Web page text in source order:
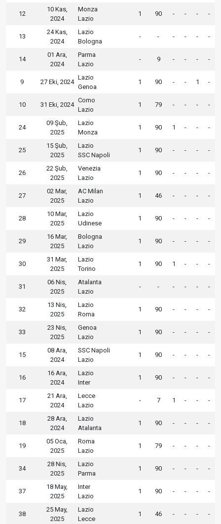
12
10 Kas,
2024
Monza
Lazio
1 90 - - - -
13
24 Kas,
2024
Lazio
Bologna
- - - - - -
14
01 Ara,
2024
Parma
Lazio
- 9 - - - -
9 27 Eki, 2024
Lazio
Genoa
1 90 - - 1 -
10 31 Eki, 2024
Como
Lazio
1 79 - - - -
24
09 Şub,
2025
Lazio
Monza
1 90 1 - - -
25
15 Şub,
2025
Lazio
SSC Napoli
1 90 - - - -
26
22 Şub,
2025
Venezia
Lazio
1 90 - - - -
27
02 Mar,
2025
AC Milan
Lazio
1 46 - - - -
28
10 Mar,
2025
Lazio
Udinese
1 90 - - - -
29
16 Mar,
2025
Bologna
Lazio
1 90 - - - -
30
31 Mar,
2025
Lazio
Torino
1 90 1 - - -
31
06 Nis,
2025
Atalanta
Lazio
- - - - - -
32
13 Nis,
2025
Lazio
Roma
1 90 - - - -
33
23 Nis,
2025
Genoa
Lazio
1 90 - - - -
15
08 Ara,
2024
SSC Napoli
Lazio
1 90 - - - -
16
16 Ara,
2024
Lazio
Inter
1 90 - - - -
17
21 Ara,
2024
Lecce
Lazio
- 7 1 - - -
18
28 Ara,
2024
Lazio
Atalanta
1 90 - - - -
19
05 Oca,
2025
Roma
Lazio
1 79 - - - -
34
28 Nis,
2025
Lazio
Parma
1 90 - - - -
37
18 May,
2025
Inter
Lazio
1 90 - - - -
38
25 May,
2025
Lazio
Lecce
1 46 - - - -